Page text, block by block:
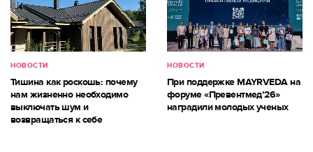
НОВОСТИ
Тишина как роскошь: почему
нам жизненно необходимо
выключать шум и
возвращаться к себе
НОВОСТИ
При поддержке MAYRVEDA на
форуме «Превентмед’26»
наградили молодых ученых